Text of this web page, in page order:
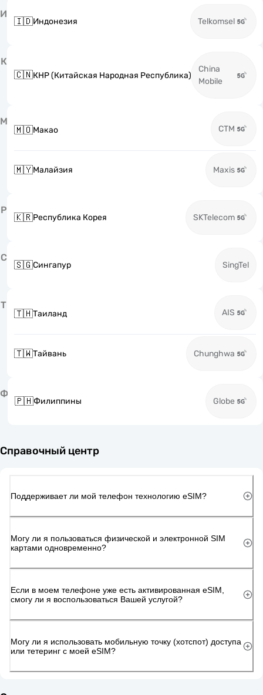
И
🇮🇩Индонезия Telkomsel
К
🇨🇳КНР (Китайская Народная Республика)
China
Mobile
М
🇲🇴Макао CTM
🇲🇾Малайзия Maxis
Р
🇰🇷Республика Корея SKTelecom
С
🇸🇬Сингапур SingTel
Т
🇹🇭Таиланд AIS
🇹🇼Тайвань Chunghwa
Ф
🇵🇭Филиппины Globe
Справочный центр
Поддерживает ли мой телефон технологию eSIM?
Могу ли я пользоваться физической и электронной SIM
картами одновременно?
Если в моем телефоне уже есть активированная eSIM,
смогу ли я воспользоваться Вашей услугой?
Могу ли я использовать мобильную точку (хотспот) доступа
или тетеринг с моей eSIM?